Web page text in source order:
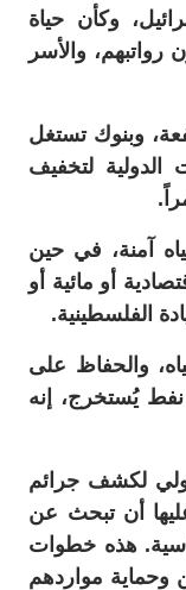
وكأن حياة
والأسر
وبنوك تستغل
لتخفيف
آمنة، في حين
أو مائية أو
الفلسطينية.
والحفاظ على
نفط يُستخرج، إنه
لكشف جرائم
أن تبحث عن
هذه خطوات
وحماية مواردهم